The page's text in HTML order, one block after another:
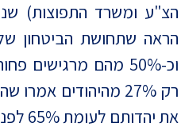
הצ"ע ומשרד התפוצות)
הראה שתחושת הביטחון
וכ-50% מהם
רק 27% מהיהודים
את יהדותם לעומת 65% לפני המלחמה.